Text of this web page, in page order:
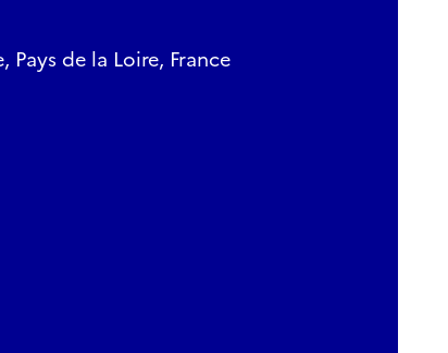
Pays de la Loire, France